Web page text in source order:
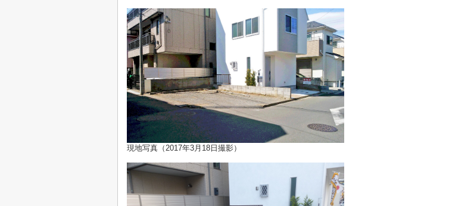
現地写真（2017年3月18日撮影）